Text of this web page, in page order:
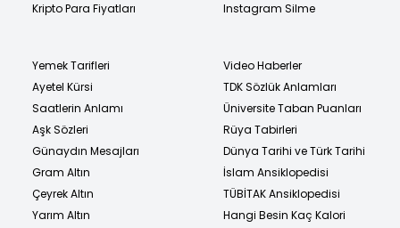
Kripto Para Fiyatları
Instagram Silme
Yemek Tarifleri
Ayetel Kürsi
Saatlerin Anlamı
Aşk Sözleri
Günaydın Mesajları
Gram Altın
Çeyrek Altın
Yarım Altın
Video Haberler
TDK Sözlük Anlamları
Üniversite Taban Puanları
Rüya Tabirleri
Dünya Tarihi ve Türk Tarihi
İslam Ansiklopedisi
TÜBİTAK Ansiklopedisi
Hangi Besin Kaç Kalori